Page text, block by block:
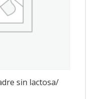
sin lactosa/